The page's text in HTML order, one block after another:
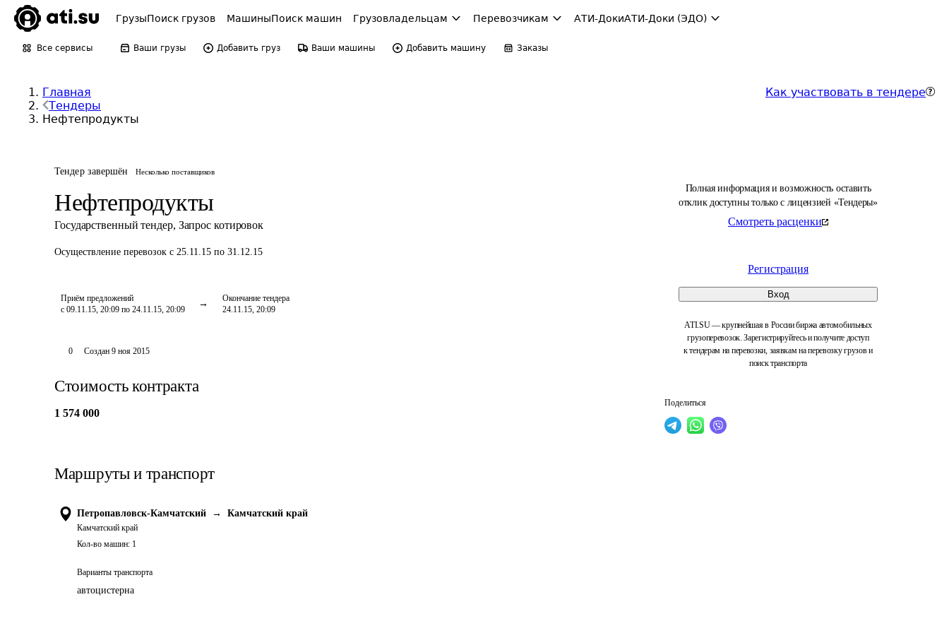
ГрузыПоиск грузов МашиныПоиск машин Грузовладельцам Перевозчикам АТИ-ДокиАТИ-Доки (ЭДО)
Все сервисы Ваши грузы Добавить груз Ваши машины Добавить машину Заказы
Главная
Тендеры
Нефтепродукты
Как участвовать в тендере
Тендер завершён Несколько поставщиков
Нефтепродукты
Государственный тендер, Запрос котировок
Осуществление перевозок с 25.11.15 по 31.12.15
Приём предложений
с 09.11.15, 20:09 по 24.11.15, 20:09
Окончание тендера
24.11.15, 20:09
Полная информация и возможность оставить
отклик доступны только с лицензией «Тендеры»
Смотреть расценки
Регистрация
Вход
ATI.SU — крупнейшая в России биржа автомобильных
грузоперевозок. Зарегистрируйтесь и получите доступ
к тендерам на перевозки, заявкам на перевозку грузов и
поиск транспорта
Поделиться
0 Создан 9 ноя 2015
Стоимость контракта
1 574 000
Маршруты и транспорт
Петропавловск-Камчатский →
Камчатский край
Камчатский край
Кол-во машин: 1
Варианты транспорта
автоцистерна